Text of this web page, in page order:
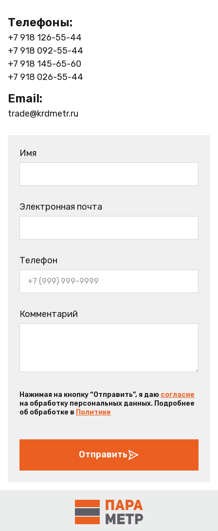
Телефоны:
+7 918 126-55-44
+7 918 092-55-44
+7 918 145-65-60
+7 918 026-55-44
Email:
trade@krdmetr.ru
Имя
Электронная почта
Телефон
Комментарий
Нажимая на кнопку “Отправить”, я даю согласие
на обработку персональных данных. Подробнее
об обработке в Политике
Отправить